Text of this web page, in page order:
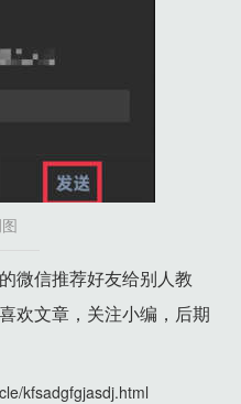
微信推荐好友给别人教
欢文章，关注小编，后期
kfsadgfgjasdj.html